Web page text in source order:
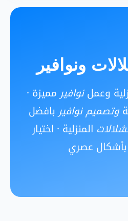
ونوافير
وعملنوافيرمميزة ·
وتصميم نوافيربافضل
المنزلية · اختيار
بأشكال عصري